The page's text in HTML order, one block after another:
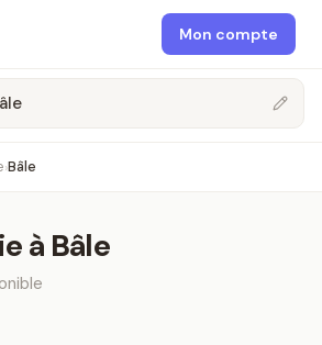
Mon compte
›Bâle
à Bâle